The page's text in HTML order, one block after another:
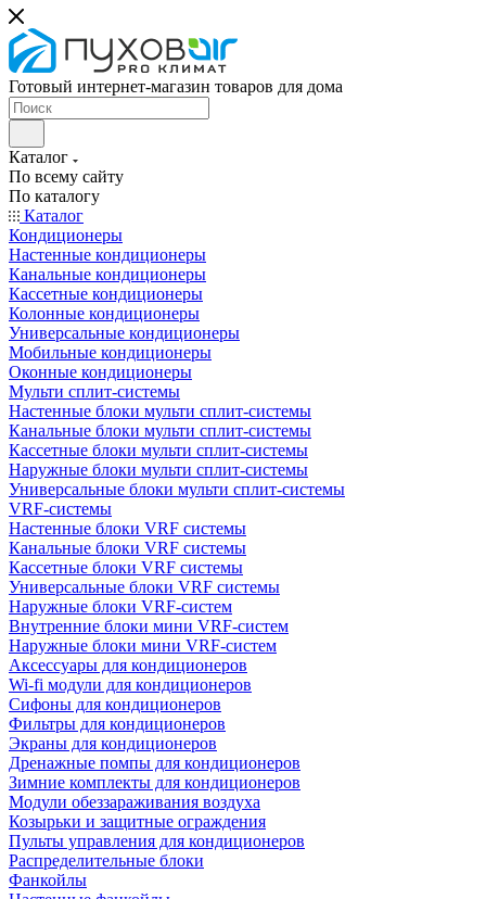
Готовый интернет-магазин товаров для дома
Каталог
По всему сайту
По каталогу
Каталог
Кондиционеры
Настенные кондиционеры
Канальные кондиционеры
Кассетные кондиционеры
Колонные кондиционеры
Универсальные кондиционеры
Мобильные кондиционеры
Оконные кондиционеры
Мульти сплит-системы
Настенные блоки мульти сплит-системы
Канальные блоки мульти сплит-системы
Кассетные блоки мульти сплит-системы
Наружные блоки мульти сплит-системы
Универсальные блоки мульти сплит-системы
VRF-системы
Настенные блоки VRF системы
Канальные блоки VRF системы
Кассетные блоки VRF системы
Универсальные блоки VRF системы
Наружные блоки VRF-систем
Внутренние блоки мини VRF-систем
Наружные блоки мини VRF-систем
Аксессуары для кондиционеров
Wi-fi модули для кондиционеров
Сифоны для кондиционеров
Фильтры для кондиционеров
Экраны для кондиционеров
Дренажные помпы для кондиционеров
Зимние комплекты для кондиционеров
Модули обеззараживания воздуха
Козырьки и защитные ограждения
Пульты управления для кондиционеров
Распределительные блоки
Фанкойлы